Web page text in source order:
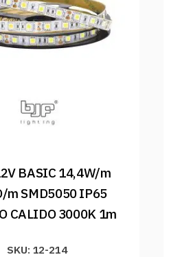
BASIC 14,4W/m
m SMD5050 IP65
CALIDO 3000K 1m
SKU: 12-214